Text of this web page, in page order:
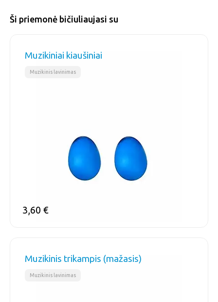
Ši priemonė bičiuliaujasi su
Muzikiniai kiaušiniai
Muzikinis lavinimas
3,60 €
Muzikinis trikampis (mažasis)
Muzikinis lavinimas